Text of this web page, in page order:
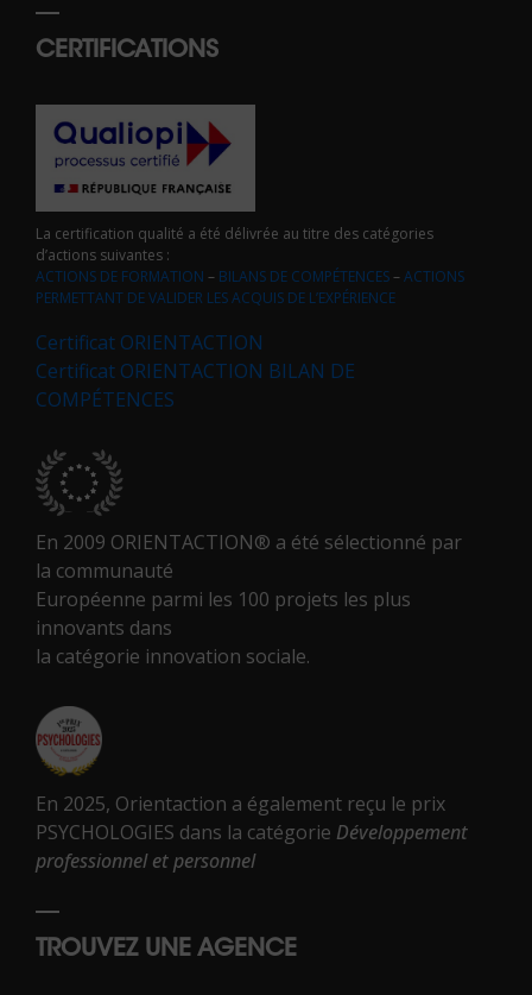
CERTIFICATIONS
La certification qualité a été délivrée au titre des catégories
d’actions suivantes :
ACTIONS DE FORMATION – BILANS DE COMPÉTENCES–ACTIONS
PERMETTANT DE VALIDER LES ACQUIS DE L’EXPÉRIENCE
Certificat ORIENTACTION
Certificat ORIENTACTION BILAN DE
COMPÉTENCES
En 2009 ORIENTACTION® a été sélectionné par
la communauté
Européenne parmi les 100 projets les plus
innovants dans
la catégorie innovation sociale.
En 2025, Orientaction a également reçu le prix
PSYCHOLOGIES dans la catégorie Développement
professionnel et personnel
TROUVEZ UNE AGENCE